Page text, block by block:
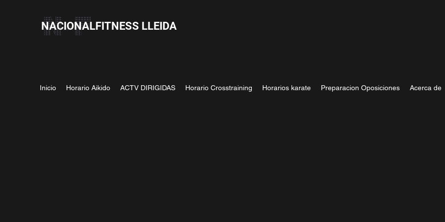
NACIONALFITNESS LLEIDA
Inicio Horario Aikido ACTV DIRIGIDAS Horario Crosstraining Horarios karate Preparacion Oposiciones Acerca de